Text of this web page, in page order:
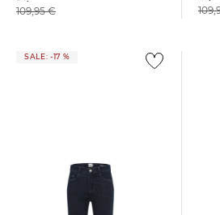
109,95 €
SALE: -17 %